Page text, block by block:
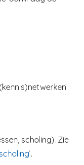
scholing). Zie
’.